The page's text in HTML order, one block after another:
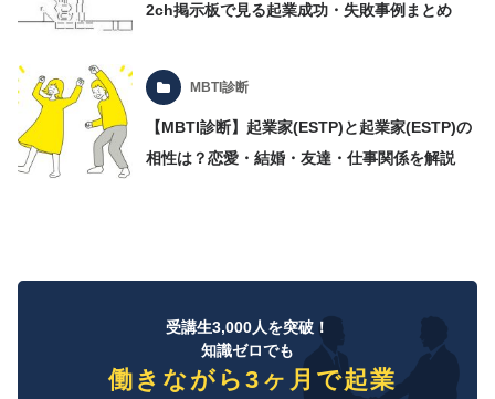
2ch掲示板で見る起業成功・失敗事例まとめ
MBTI診断
【MBTI診断】起業家(ESTP)と起業家(ESTP)の
相性は？恋愛・結婚・友達・仕事関係を解説
受講生3,000人を突破！
知識ゼロでも
働きながら3ヶ月で起業